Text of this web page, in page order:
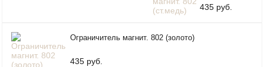
(ст.медь)
435 руб.
Ограничитель магнит. 802 (золото)
435 руб.